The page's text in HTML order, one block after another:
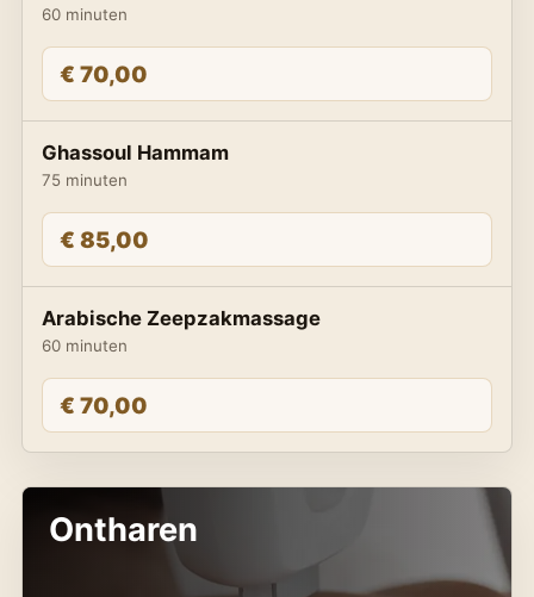
60 minuten
€ 70,00
Ghassoul Hammam
75 minuten
€ 85,00
Arabische Zeepzakmassage
60 minuten
€ 70,00
Ontharen